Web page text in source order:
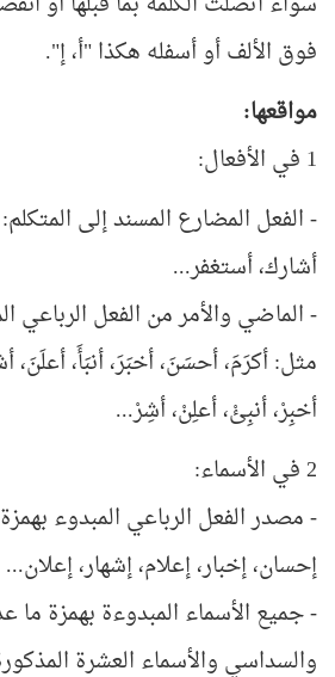
فوق الألف أو أسفله هكذا "أ، إ".
مواقعها:
1 في الأفعال:
- الفعل المضارع المسند إلى
أشارك، أستغفر...
- الماضي والأمر من الفعل
مثل: أكرَمَ، أحسَنَ، أخبَرَ، أنبَأَ، أعلَنَ،
أخبِرْ، أنبِئْ، أعلِنْ، أشِرْ...
2 في الأسماء:
- مصدر الفعل الرباعي المبدوء
إحسان، إخبار، إعلام، إشهار، إعلان...
- جميع الأسماء المبدوءة بهمزة ما
والسداسي والأسماء العشرة